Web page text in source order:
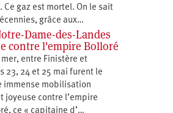
Ce gaz est mortel. On le sait
grâce aux…
Dame-des-Landes
contre l'empire Bolloré
entre Finistère et
23, 24 et 25 mai furent le
immense mobilisation
joyeuse contre l’empire
ce « capitaine d’…